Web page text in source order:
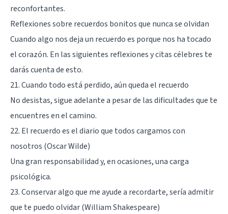
reconfortantes.
Reflexiones sobre recuerdos bonitos que nunca se olvidan
Cuando algo nos deja un recuerdo es porque nos ha tocado
el corazón. En las siguientes reflexiones y citas célebres te
darás cuenta de esto.
21. Cuando todo está perdido, aún queda el recuerdo
No desistas, sigue adelante a pesar de las dificultades que te
encuentres en el camino.
22. El recuerdo es el diario que todos cargamos con
nosotros (Oscar Wilde)
Una gran responsabilidad y, en ocasiones, una carga
psicológica.
23. Conservar algo que me ayude a recordarte, sería admitir
que te puedo olvidar (William Shakespeare)